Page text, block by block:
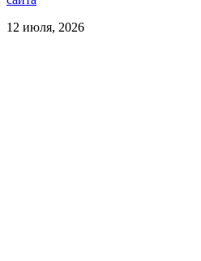
12 июля, 2026